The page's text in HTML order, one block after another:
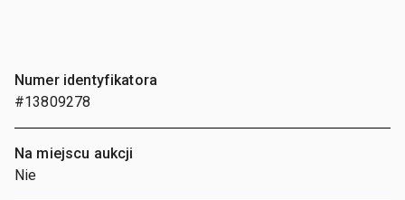
Numer identyfikatora
#13809278
Na miejscu aukcji
Nie